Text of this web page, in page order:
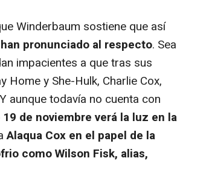
Winderbaum sostiene que así
pronunciado al respecto. Sea
impacientes a que tras sus
Home y She-Hulk, Charlie Cox,
aunque todavía no cuenta con
de noviembre verá la luz en la
Alaqua Cox en el papel de la
como Wilson Fisk, alias,